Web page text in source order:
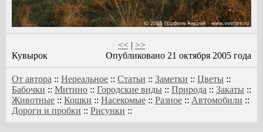
<<| >>
Кувырок
Опубликовано 21 октября 2005 года
От автора :: Нереальное :: Статьи :: Заметки :: Цветы ::
Бабочки :: Митино :: Городские виды :: Природа :: Закаты ::
Животные :: Кошки :: Насекомые :: Разное :: Автомобили ::
Дороги и пробки :: Рисунки ::